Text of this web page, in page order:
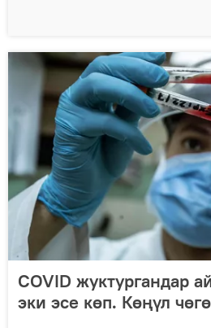
COVID жуктургандар
эки эсе көп. Көңүл